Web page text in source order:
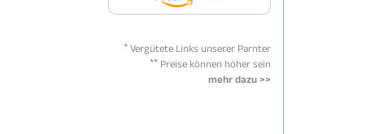
* Vergütete Links unserer Parnter
** Preise können höher sein
mehr dazu >>